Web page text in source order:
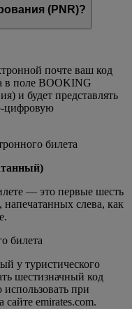
(PNR)?
почте ваш код
в поле BOOKING
и будет представлять
цифровую
— это первые шесть
слева, как
у туристического
шестизначный код
при
emirates.com.